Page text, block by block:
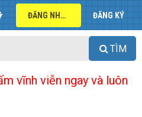
ĐĂNG NHẬP ĐĂNG KÝ
TÌM
vĩnh viễn ngay và luôn